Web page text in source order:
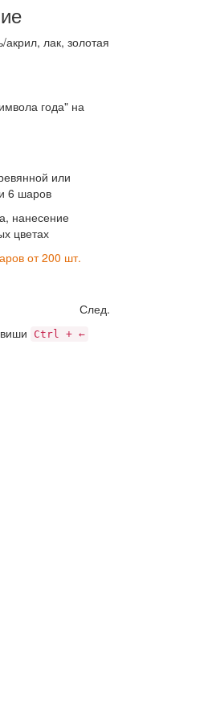
лак, золотая
года" на
или
6 шаров
нанесение
цветах
от 200 шт.
След.
Ctrl + ←